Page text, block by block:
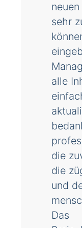
sehr
alle
die
die
und
Das